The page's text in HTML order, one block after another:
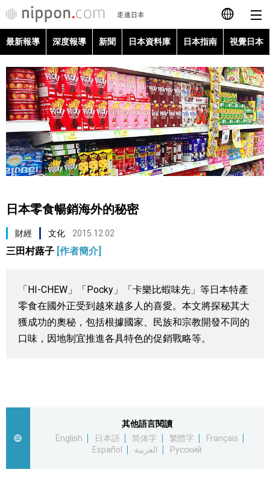
日本語
English
简体字
Français
Español
最新報導
深度報導
日本資料庫
日本指南
視覺日本
臺灣香港
最新報導 深度報導 新聞 日本資料庫 日本指南 視覺日本
日本零食暢銷海外的秘密
財經 文化 2015.12.02
三田村蕗子 [作者簡介]
「HI-CHEW」「Pocky」「卡樂比蝦味先」等日本特產
零食在國外正受到越來越多人的喜愛。本文將探秘其大
獲成功的奧秘，包括根據國家、民族和宗教開發不同的
口味，因地制宜推進各具特色的促銷戰略等。
其他語言閱讀
English
日本語 简体字 繁體字
Français
Español
العربية Русский